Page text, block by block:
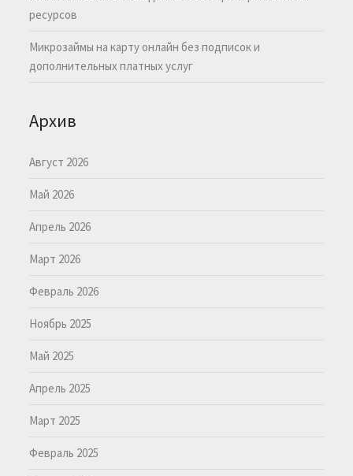
ресурсов
Микрозаймы на карту онлайн без подписок и
дополнительных платных услуг
Архив
Август 2026
Май 2026
Апрель 2026
Март 2026
Февраль 2026
Ноябрь 2025
Май 2025
Апрель 2025
Март 2025
Февраль 2025